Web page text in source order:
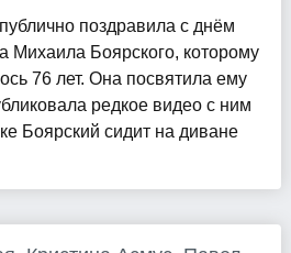
поздравила с днём
Михаила Боярского, которому
76 лет. Она посвятила ему
редкое видео с ним
Боярский сидит на диване